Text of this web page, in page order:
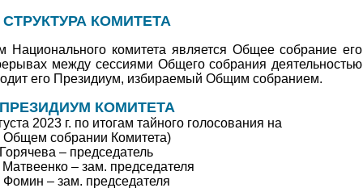
СТРУКТУРА КОМИТЕТА
комитета является Общее собрание его
между сессиями Общего собрания деятельностью
его Президиум, избираемый Общим собранием.
ПРЕЗИДИУМ КОМИТЕТА
2023 г. по итогам тайного голосования на
Общем собрании Комитета)
– председатель
– зам. председателя
– зам. председателя